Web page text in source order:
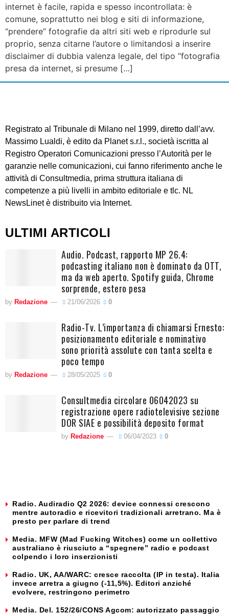
internet è facile, rapida e spesso incontrollata: è
comune, soprattutto nei blog e siti di informazione,
“prendere” fotografie da altri siti web e riprodurle sul
proprio, senza citarne l’autore o limitandosi a inserire
disclaimer di dubbia valenza legale, del tipo “fotografia
presa da internet, si presume […]
Registrato al Tribunale di Milano nel 1999, diretto dall’avv.
Massimo Lualdi, è edito da Planet s.r.l., società iscritta al
Registro Operatori Comunicazioni presso l’Autorità per le
garanzie nelle comunicazioni, cui fanno riferimento anche le
attività di Consultmedia, prima struttura italiana di
competenze a più livelli in ambito editoriale e tlc. NL
NewsLinet è distribuito via Internet.
ULTIMI ARTICOLI
Audio. Podcast, rapporto MP 26.4:
podcasting italiano non è dominato da OTT,
ma da web aperto. Spotify guida, Chrome
sorprende, estero pesa
by Redazione 21/06/2026 0
Radio-Tv. L’importanza di chiamarsi Ernesto:
posizionamento editoriale e nominativo
sono priorità assolute con tanta scelta e
poco tempo
by Redazione 28/05/2025 0
Consultmedia circolare 06042023 su
registrazione opere radiotelevisive sezione
DOR SIAE e possibilità deposito format
by Redazione 06/04/2023 0
Radio. Audiradio Q2 2026: device connessi crescono
mentre autoradio e ricevitori tradizionali arretrano. Ma è
presto per parlare di trend
Media. MFW (Mad Fucking Witches) come un collettivo
australiano è riusciuto a “spegnere” radio e podcast
colpendo i loro inserzionisti
Radio. UK, AA/WARC: cresce raccolta (IP in testa). Italia
invece arretra a giugno (-11,5%). Editori anziché
evolvere, restringono perimetro
Media. Del. 152/26/CONS Agcom: autorizzato passaggio